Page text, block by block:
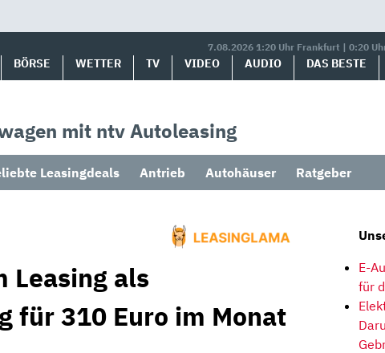
7.08.2026 1:20 Uhr Frankfurt | 0:20
BÖRSE WETTER TV VIDEO AUDIO DAS BESTE
mit ntv Autoleasing
Leasingdeals Antrieb Autohäuser Ratgeber
Leasing als
für 310 Euro im Monat
E-
für